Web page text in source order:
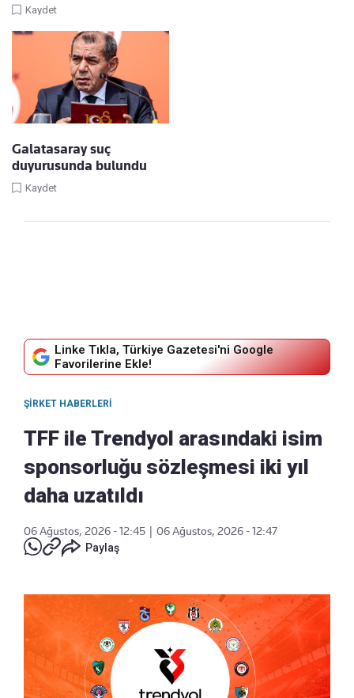
Kaydet
Galatasaray suç
duyurusunda bulundu
Kaydet
Linke Tıkla, Türkiye Gazetesi'ni Google
Favorilerine Ekle!
ŞIRKET HABERLERI
TFF ile Trendyol arasındaki isim
sponsorluğu sözleşmesi iki yıl
daha uzatıldı
06 Ağustos, 2026 - 12:45
06 Ağustos, 2026 - 12:47
Paylaş